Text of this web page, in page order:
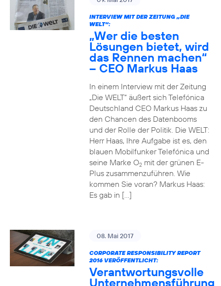
INTERVIEW MIT DER ZEITUNG „DIE
WELT“:
„Wer die besten
Lösungen bietet, wird
das Rennen machen“
– CEO Markus Haas
In einem Interview mit der Zeitung
„Die WELT“ äußert sich Telefónica
Deutschland CEO Markus Haas zu
den Chancen des Datenbooms
und der Rolle der Politik. Die WELT:
Herr Haas, Ihre Aufgabe ist es, den
blauen Mobilfunker Telefónica und
seine Marke O2mit der grünen E-
Plus zusammenzuführen. Wie
kommen Sie voran? Markus Haas:
Es gab in […]
08. Mai 2017
CORPORATE RESPONSIBILITY REPORT
2016 VERÖFFENTLICHT:
Verantwortungsvolle
Unternehmensführung